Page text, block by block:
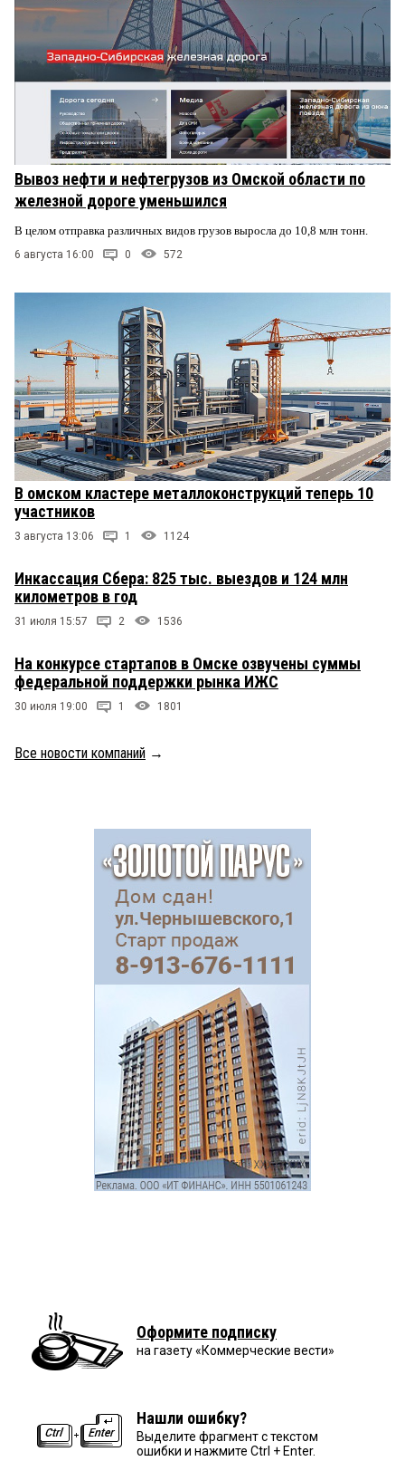
Вывоз нефти и нефтегрузов из Омской области по
железной дороге уменьшился
В целом отправка различных видов грузов выросла до 10,8 млн тонн.
6 августа 16:00 0 572
В омском кластере металлоконструкций теперь 10
участников
3 августа 13:06 1 1124
Инкассация Сбера: 825 тыс. выездов и 124 млн
километров в год
31 июля 15:57 2 1536
На конкурсе стартапов в Омске озвучены суммы
федеральной поддержки рынка ИЖС
30 июля 19:00 1 1801
Все новости компаний →
Оформите подписку
на газету «Коммерческие вести»
Нашли ошибку?
Выделите фрагмент с текстом
ошибки и нажмите Ctrl + Enter.